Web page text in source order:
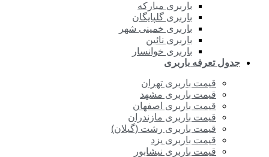
باربری مبارکه
باربری گلپایگان
باربری خمینی شهر
باربری نائین
باربری خوانسار
جدول تعرفه باربری
قیمت باربری تهران
قیمت باربری مشهد
قیمت باربری اصفهان
قیمت باربری مازندران
قیمت باربری رشت (گیلان)
قیمت باربری یزد
قیمت باربری نیشابور